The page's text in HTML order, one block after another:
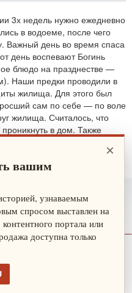
3х недель нужно ежедневно
в водоеме, после чего
Важный день во время спаса
день воспевают Богинь
блюдо на празднестве —
Наши предки проводили в
жилища. Для этого был
сам по себе — по воле
жилища. Считалось, что
в дом. Также
духов.
×
вашим
узнаваемым
спросом выставлен на
портала или
доступна только